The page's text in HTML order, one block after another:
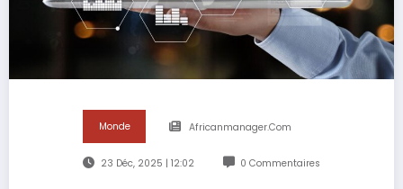
Monde Africanmanager.com
23 Déc, 2025 | 12:02 0 Commentaires